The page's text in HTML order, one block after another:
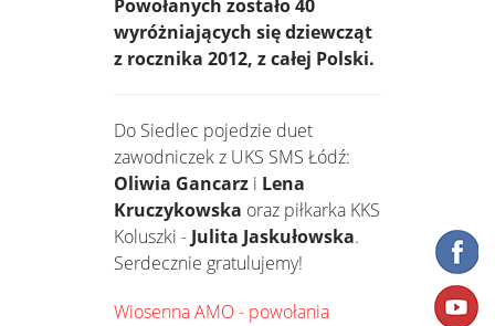
Powołanych zostało 40
wyróżniających się dziewcząt
z rocznika 2012, z całej Polski.
Do Siedlec pojedzie duet
zawodniczek z UKS SMS Łódź:
Oliwia Gancarz i Lena
Kruczykowska oraz piłkarka KKS
Koluszki - Julita Jaskułowska.
Serdecznie gratulujemy!
Wiosenna AMO - powołania